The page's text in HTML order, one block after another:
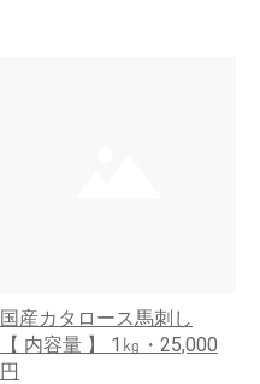
国産カタロース馬刺し
【 内容量 】 1㎏・25,000
円